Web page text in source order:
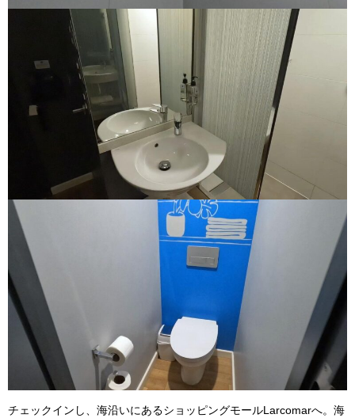
チェックインし、海沿いにあるショッピングモールLarcomarへ。海